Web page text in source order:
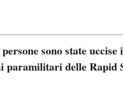
sono state uccise
paramilitari delle Rapid